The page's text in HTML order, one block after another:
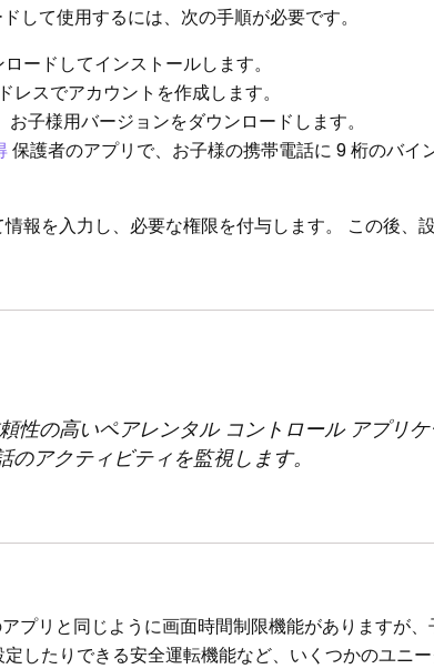
して使用するには、次の手順が必要です。
ードしてインストールします。
スでアカウントを作成します。
子様用バージョンをダウンロードします。
保護者のアプリで、お子様の携帯電話に 9 桁のバイ
報を入力し、必要な権限を付与します。 この後、
性の高いペアレンタル コントロール アプリ
アクティビティを監視します。
プリと同じように画面時間制限機能がありますが
したりできる安全運転機能など、いくつかのユニ